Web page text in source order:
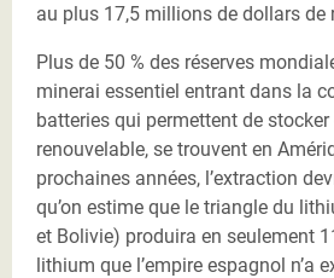
au plus 17,5 millions de dollars de
Plus de 50 % des réserves
minerai essentiel entrant dans la
batteries qui permettent de stocker
renouvelable, se trouvent en
prochaines années, l’extraction
qu’on estime que le triangle du
et Bolivie) produira en seulement
lithium que l’empire espagnol n’a